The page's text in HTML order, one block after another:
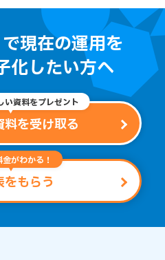
で現在の運用を
化したい方へ
い資料をプレゼント
料を受け取る
がわかる！
をもらう